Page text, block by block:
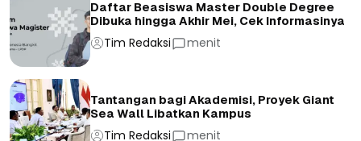
Daftar Beasiswa Master Double Degree
Dibuka hingga Akhir Mei, Cek Informasinya
Tim Redaksi menit
Tantangan bagi Akademisi, Proyek Giant
Sea Wall Libatkan Kampus
Tim Redaksi menit